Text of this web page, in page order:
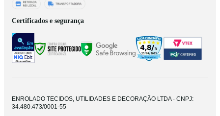
Certificados e segurança
ENROLADO TECIDOS, UTILIDADES E DECORAÇÃO LTDA - CNPJ:
34.480.473/0001-55